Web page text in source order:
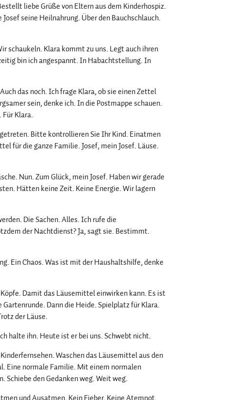
liebe Grüße von Eltern aus dem Kinderhospiz.
seine Heilnahrung. Über den Bauchschlauch.
schaukeln. Klara kommt zu uns. Legt auch ihren
bin ich angespannt. In Habachtstellung. In
das noch. Ich frage Klara, ob sie einen Zettel
sein, denke ich. In die Postmappe schauen.
Klara.
Bitte kontrollieren Sie Ihr Kind. Einatmen
für die ganze Familie. Josef, mein Josef. Läuse.
Nun. Zum Glück, mein Josef. Haben wir gerade
Hätten keine Zeit. Keine Energie. Wir lagern
Die Sachen. Alles. Ich rufe die
der Nachtdienst? Ja, sagt sie. Bestimmt.
Ein Chaos. Was ist mit der Haushaltshilfe, denke
Damit das Läusemittel einwirken kann. Es ist
Dann die Heide. Spielplatz für Klara.
der Läuse.
halte ihn. Heute ist er bei uns. Schwebt nicht.
Waschen das Läusemittel aus den
Eine normale Familie. Mit einem normalen
Schiebe den Gedanken weg. Weit weg.